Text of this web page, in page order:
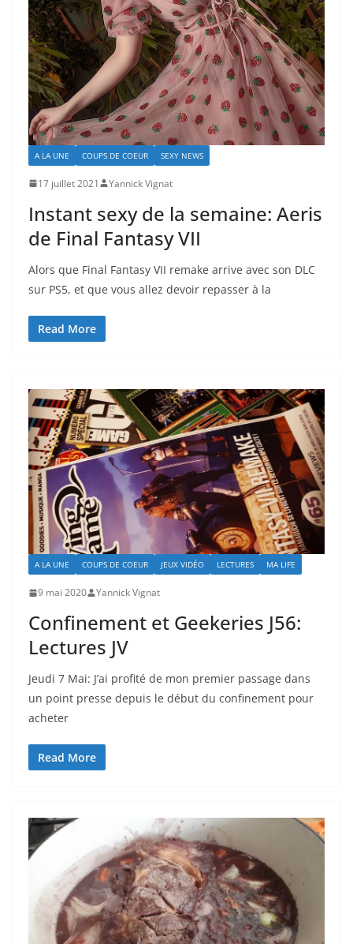
A LA UNE COUPS DE COEUR SEXY NEWS
17 juillet 2021 Yannick Vignat
Instant sexy de la semaine: Aeris
de Final Fantasy VII
Alors que Final Fantasy VII remake arrive avec son DLC
sur PS5, et que vous allez devoir repasser à la
Read More
A LA UNE COUPS DE COEUR JEUX VIDÉO LECTURES MA LIFE
9 mai 2020 Yannick Vignat
Confinement et Geekeries J56:
Lectures JV
Jeudi 7 Mai: J’ai profité de mon premier passage dans
un point presse depuis le début du confinement pour
acheter
Read More